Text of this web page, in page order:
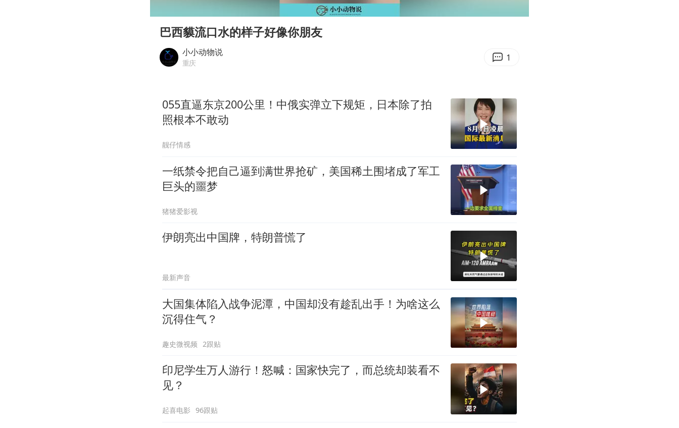
周星驰妈妈现身香港首映礼
湖北启动重大气象灾害三级应急响应
“还不如不放假”
巴西貘流口水的样子好像你朋友
小小动物说
重庆 1
055直逼东京200公里！中俄实弹立下规矩，日本除了拍
照根本不敢动
靓仔情感
一纸禁令把自己逼到满世界抢矿，美国稀土围堵成了军工
巨头的噩梦
猪猪爱影视
伊朗亮出中国牌，特朗普慌了
最新声音
大国集体陷入战争泥潭，中国却没有趁乱出手！为啥这么
沉得住气？
趣史微视频 2跟贴
印尼学生万人游行！怒喊：国家快完了，而总统却装看不
见？
起喜电影 96跟贴